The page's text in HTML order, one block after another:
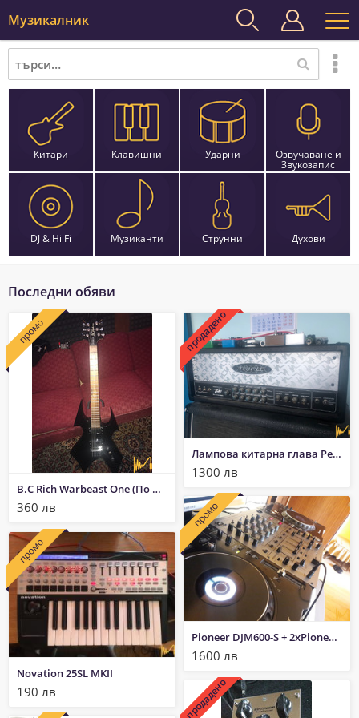
Музикалник
Китари Клавишни Ударни Озвучаване и
Звукозапис
DJ & Hi Fi Музиканти Струнни Духови
Последни обяви
промо
B.C Rich Warbeast One (По договаряне)
360 лв
продадено
Лампова китарна глава Peavey XXX
1300 лв
промо
Pioneer DJM600-S + 2xPioneer CDJ 1000 MK III
1600 лв
промо
Novation 25SL MKII
190 лв продадено